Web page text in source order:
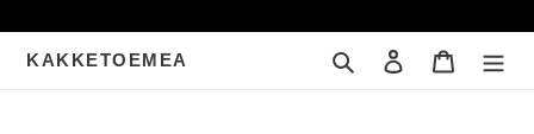
naar
KAKKETOEMEA Zoeken Inloggen